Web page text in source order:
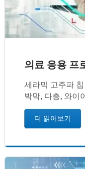
의료 응용 프
세라믹 고주파
박막, 다층, 와이
더 읽어보기